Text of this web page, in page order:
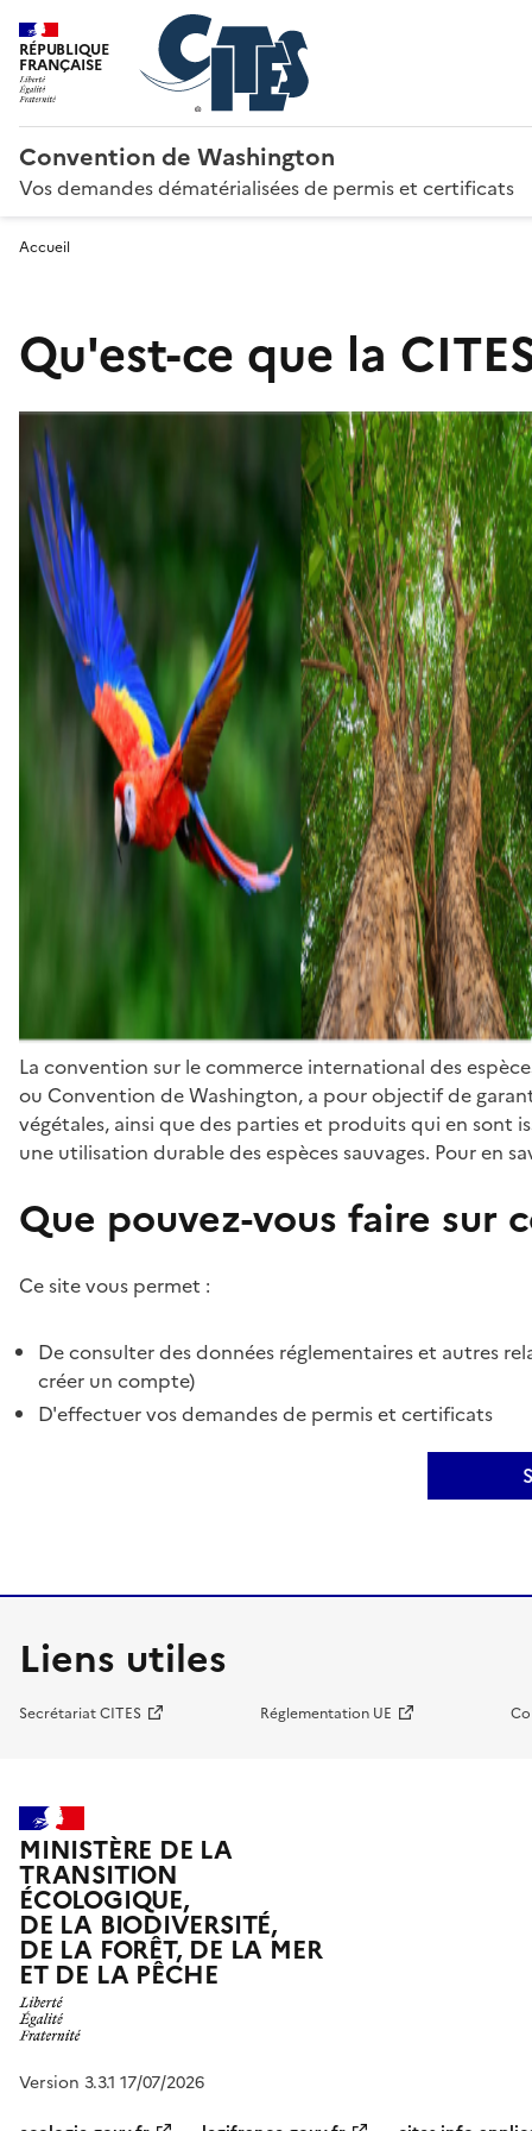
RÉPUBLIQUE
FRANÇAISE
Convention de Washington
Vos demandes dématérialisées de permis et certificats
Accueil
Qu'est-ce que la
La convention sur le commerce international des
ou Convention de Washington, a pour objectif de
végétales, ainsi que des parties et produits qui en sont
une utilisation durable des espèces sauvages. Pour en
Que pouvez-vous faire sur
Ce site vous permet :
De consulter des données réglementaires et autres
créer un compte)
D'effectuer vos demandes de permis et certificats
Liens utiles
Secrétariat CITES Réglementation UE
MINISTÈRE DE LA
TRANSITION
ÉCOLOGIQUE,
DE LA BIODIVERSITÉ,
DE LA FORÊT, DE LA MER
ET DE LA PÊCHE
Version 3.3.1 17/07/2026